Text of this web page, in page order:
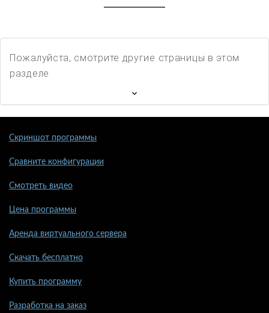
Пожалуйста, смотрите другие страницы в этом
разделе
Скриншот программы
Сравните конфигурации
Смотреть видео
Цена программы
Аренда виртуального сервера
Скачать бесплатно
Купить программу
Разработка на заказ